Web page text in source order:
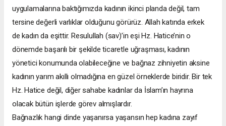
uygulamalarına baktığımızda kadının ikinci planda değil, tam
tersine değerli varlıklar olduğunu görürüz. Allah katında erkek
de kadın da eşittir. Resulullah (sav)’in eşi Hz. Hatice’nin o
dönemde başarılı bir şekilde ticaretle uğraşması, kadının
yönetici konumunda olabileceğine ve bağnaz zihniyetin aksine
kadının yarım akıllı olmadığına en güzel örneklerde biridir. Bir tek
Hz. Hatice değil, diğer sahabe kadınlar da İslam’ın hayrına
olacak bütün işlerde görev almışlardır.
Bağnazlık hangi dinde yaşanırsa yaşansın hep kadına zayıf